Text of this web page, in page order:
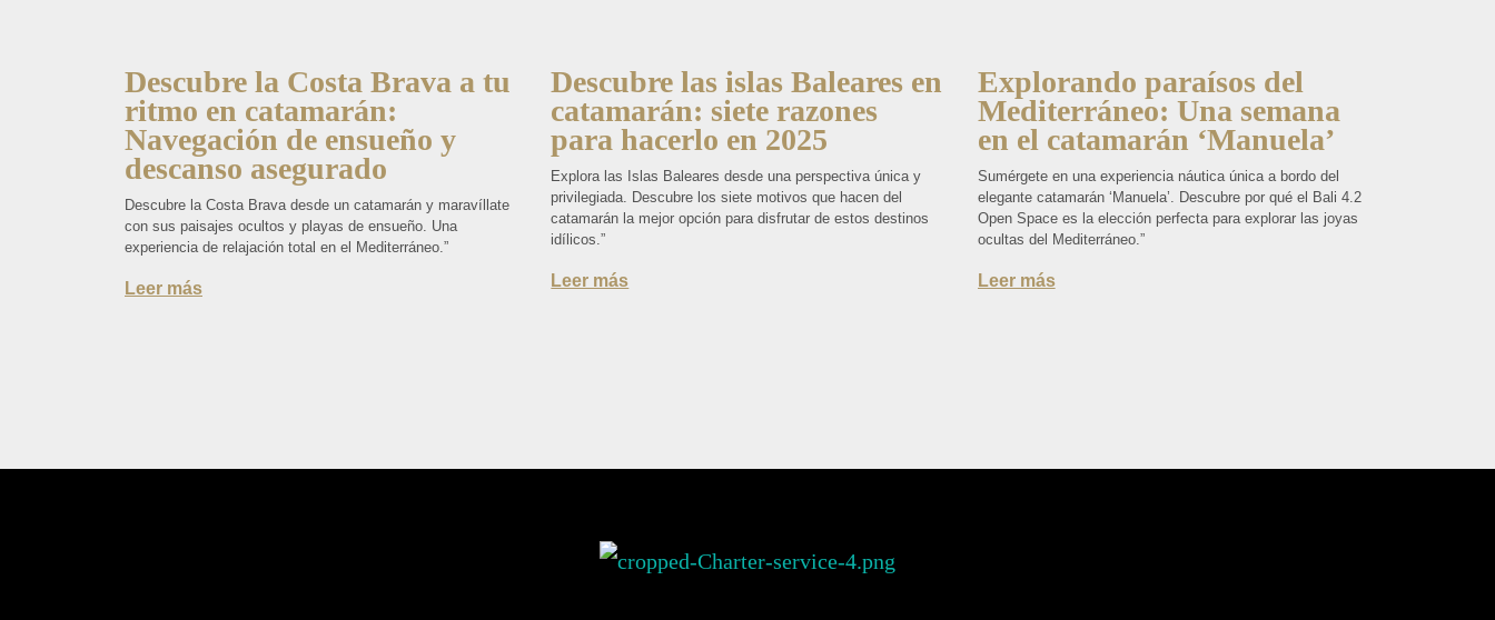
Descubre la Costa Brava a tu
ritmo en catamarán:
Navegación de ensueño y
descanso asegurado
Descubre la Costa Brava desde un catamarán y maravíllate
con sus paisajes ocultos y playas de ensueño. Una
experiencia de relajación total en el Mediterráneo.”
Leer más
Descubre las islas Baleares en
catamarán: siete razones
para hacerlo en 2025
Explora las Islas Baleares desde una perspectiva única y
privilegiada. Descubre los siete motivos que hacen del
catamarán la mejor opción para disfrutar de estos destinos
idílicos.”
Leer más
Explorando paraísos del
Mediterráneo: Una semana
en el catamarán ‘Manuela’
Sumérgete en una experiencia náutica única a bordo del
elegante catamarán ‘Manuela’. Descubre por qué el Bali 4.2
Open Space es la elección perfecta para explorar las joyas
ocultas del Mediterráneo.”
Leer más